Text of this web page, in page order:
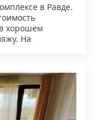
в Равде.
хорошем
На